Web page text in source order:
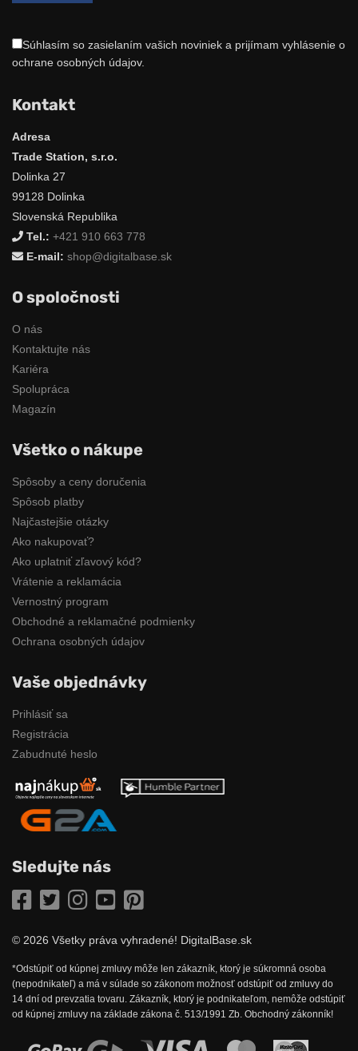
Súhlasím so zasielaním vašich noviniek a prijímam vyhlásenie o
ochrane osobných údajov.
Kontakt
Adresa
Trade Station, s.r.o.
Dolinka 27
99128 Dolinka
Slovenská Republika
Tel.: +421 910 663 778
E-mail: shop@digitalbase.sk
O spoločnosti
O nás
Kontaktujte nás
Kariéra
Spolupráca
Magazín
Všetko o nákupe
Spôsoby a ceny doručenia
Spôsob platby
Najčastejšie otázky
Ako nakupovať?
Ako uplatniť zľavový kód?
Vrátenie a reklamácia
Vernostný program
Obchodné a reklamačné podmienky
Ochrana osobných údajov
Vaše objednávky
Prihlásiť sa
Registrácia
Zabudnuté heslo
Sledujte nás
Facebook
TwitterInstagramYouTube
© 2026 Všetky práva vyhradené! DigitalBase.sk
*Odstúpiť od kúpnej zmluvy môže len zákazník, ktorý je súkromná osoba
(nepodnikateľ) a má v súlade so zákonom možnosť odstúpiť od zmluvy do
14 dní od prevzatia tovaru. Zákazník, ktorý je podnikateľom, nemôže odstúpiť
od kúpnej zmluvy na základe zákona č. 513/1991 Zb. Obchodný zákonník!
Možnosti online platby